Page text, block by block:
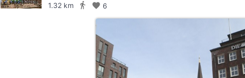
1.32 km
directions_walk favorite 6